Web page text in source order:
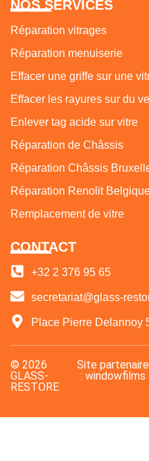
NOS SERVICES
Réparation vitrages
Réparation menuiserie
Effacer une griffe sur une
Effacer les rayures sur du
Enlever tag acide sur vitre
Réparation de Châssis
Réparation Châssis
Réparation Renolit
Remplacement de vitre
CONTACT
+32 2 376 95 65
secretariat@glass-
Place Pierre Delannoy
© 2026
GLASS-
RESTORE
Site partenaire
: windowfilms